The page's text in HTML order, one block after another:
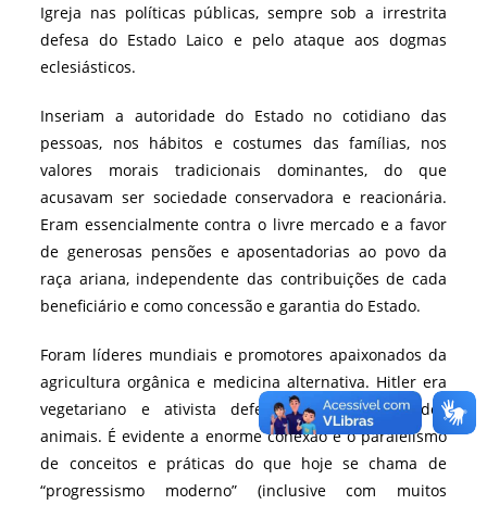
Igreja nas políticas públicas, sempre sob a irrestrita
defesa do Estado Laico e pelo ataque aos dogmas
eclesiásticos.
Inseriam a autoridade do Estado no cotidiano das
pessoas, nos hábitos e costumes das famílias, nos
valores morais tradicionais dominantes, do que
acusavam ser sociedade conservadora e reacionária.
Eram essencialmente contra o livre mercado e a favor
de generosas pensões e aposentadorias ao povo da
raça ariana, independente das contribuições de cada
beneficiário e como concessão e garantia do Estado.
Foram líderes mundiais e promotores apaixonados da
agricultura orgânica e medicina alternativa. Hitler era
vegetariano e ativista defensor dos direitos dos
animais. É evidente a enorme conexão e o paralelismo
de conceitos e práticas do que hoje se chama de
“progressismo moderno” (inclusive com muitos